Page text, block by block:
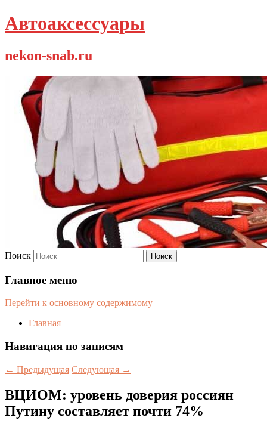
Автоаксессуары
nekon-snab.ru
Поиск
Главное меню
Перейти к основному содержимому
Главная
Навигация по записям
← Предыдущая Следующая →
ВЦИОМ: уровень доверия россиян
Путину составляет почти 74%